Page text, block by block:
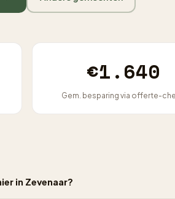
€1.640
Gem. besparing via offerte-
in Zevenaar?